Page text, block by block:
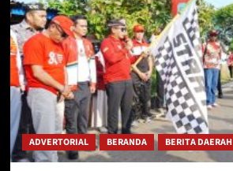
ADVERTORIAL BERANDA BERITA DAERAH